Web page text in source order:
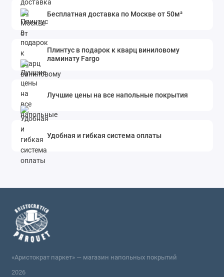
Бесплатная доставка по Москве от 50м²
Плинтус в подарок к кварц виниловому
ламинату Fargo
Лучшие цены на все напольные покрытия
Удобная и гибкая система оплаты
«Аристократ паркет» — магазин напольных покрытий
2026